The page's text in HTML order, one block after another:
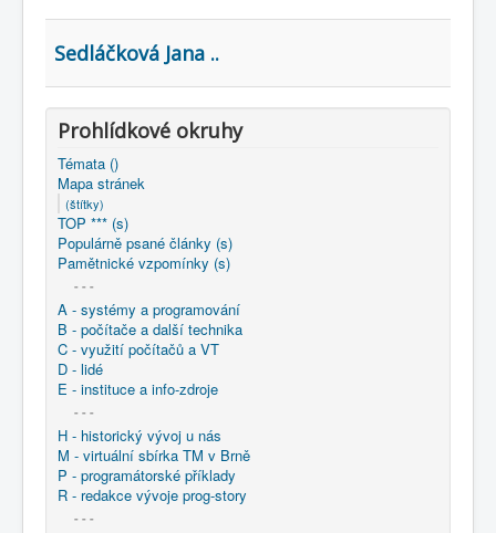
O nás
Úvod Mapa stránek
Sedláčková Jana ..
Prohlídkové okruhy
Témata ()
Mapa stránek
(štítky)
TOP *** (s)
Populárně psané články (s)
Pamětnické vzpomínky (s)
- - -
A - systémy a programování
B - počítače a další technika
C - využití počítačů a VT
D - lidé
E - instituce a info-zdroje
- - -
H - historický vývoj u nás
M - virtuální sbírka TM v Brně
P - programátorské příklady
R - redakce vývoje prog-story
- - -